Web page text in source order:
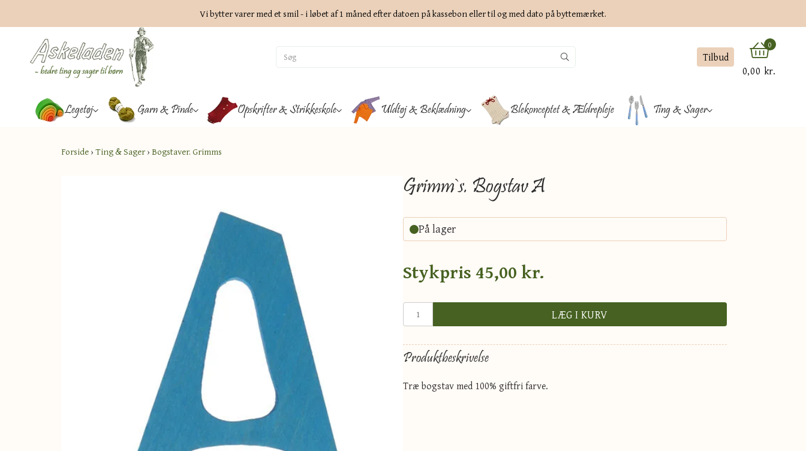
Vi bytter varer med et smil - i løbet af 1 måned efter datoen på kassebon eller til og med dato på byttemærket.
Tilbud
0
0,00 kr.
Legetøj Garn & Pinde Opskrifter & Strikkeskole Uldtøj & Beklædning Blekonceptet & Ældrepleje Ting & Sager
Forside›Ting & Sager›Bogstaver. Grimms
Grimm`s. Bogstav A
På lager
Stykpris45,00 kr.
LÆG I KURV
Produktbeskrivelse
Træ bogstav med 100% giftfri farve.